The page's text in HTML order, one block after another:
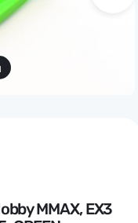
MMAX, EX3
с вами